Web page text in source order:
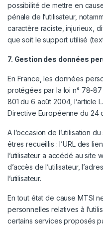
possibilité de mettre en
pénale de l’utilisateur,
caractère raciste, injurieux,
que soit le support utilisé
7. Gestion des données
En France, les données
protégées par la loi n° 78-
801 du 6 août 2004, l’article
Directive Européenne du 24
A l’occasion de l’utilisation du
êtres recueillis : l’URL des
l’utilisateur a accédé au site
d’accès de l’utilisateur,
l’utilisateur.
En tout état de cause MTSI
personnelles relatives à
certains services proposés